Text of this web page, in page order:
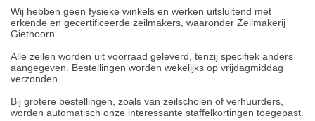
Wij hebben geen fysieke winkels en werken uitsluitend met
erkende en gecertificeerde zeilmakers, waaronder Zeilmakerij
Giethoorn.
Alle zeilen worden uit voorraad geleverd, tenzij specifiek anders
aangegeven. Bestellingen worden wekelijks op vrijdagmiddag
verzonden.
Bij grotere bestellingen, zoals van zeilscholen of verhuurders,
worden automatisch onze interessante staffelkortingen toegepast.